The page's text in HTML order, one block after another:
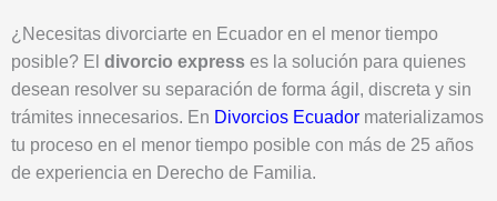
¿Necesitas divorciarte en Ecuador en el menor tiempo
posible? El divorcio express es la solución para quienes
desean resolver su separación de forma ágil, discreta y sin
trámites innecesarios. En Divorcios Ecuador materializamos
tu proceso en el menor tiempo posible con más de 25 años
de experiencia en Derecho de Familia.